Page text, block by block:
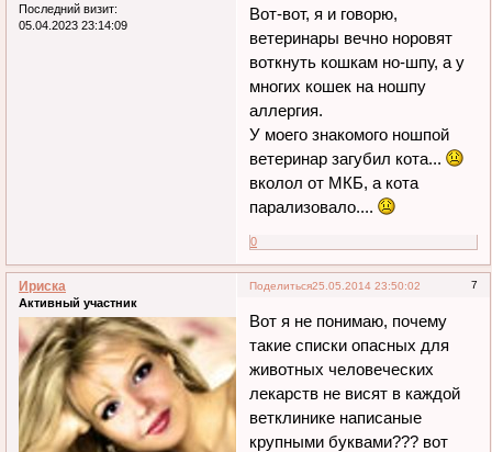
Последний визит:
05.04.2023 23:14:09
Вот-вот, я и говорю,
ветеринары вечно норовят
воткнуть кошкам но-шпу, а у
многих кошек на ношпу
аллергия.
У моего знакомого ношпой
ветеринар загубил кота...
вколол от МКБ, а кота
парализовало....
0
Поделиться 7
25.05.2014 23:50:02
Ириска
Активный участник
Вот я не понимаю, почему
такие списки опасных для
животных человеческих
лекарств не висят в каждой
ветклинике написаные
крупными буквами??? вот